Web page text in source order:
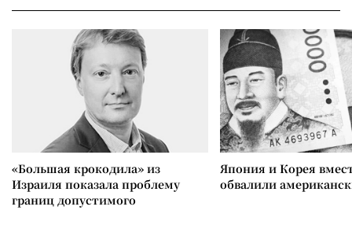
«Большая крокодила» из
Израиля показала проблему
границ допустимого
Япония и Корея
обвалили